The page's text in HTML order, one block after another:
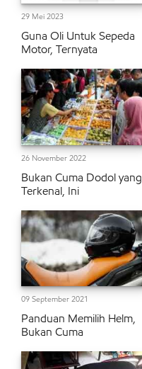
29 Mei 2023
Guna Oli Untuk Sepeda
Motor, Ternyata
26 November 2022
Bukan Cuma Dodol yang
Terkenal, Ini
09 September 2021
Panduan Memilih Helm,
Bukan Cuma